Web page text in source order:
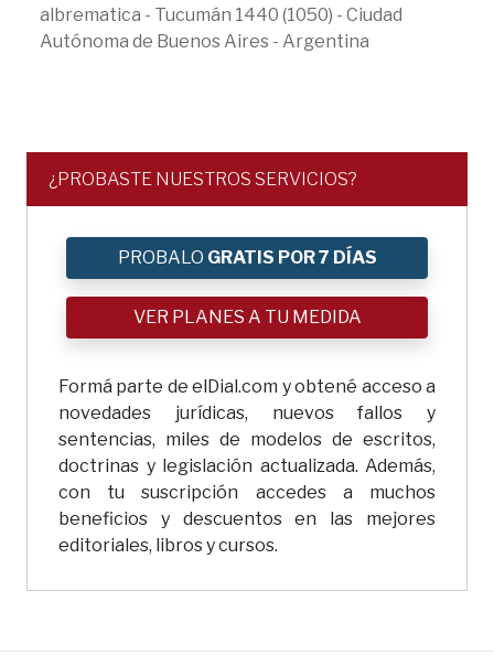
albrematica - Tucumán 1440 (1050) - Ciudad
Autónoma de Buenos Aires - Argentina
¿PROBASTE NUESTROS SERVICIOS?
PROBALO GRATIS POR 7 DÍAS
VER PLANES A TU MEDIDA
Formá parte de elDial.com y obtené acceso a
novedades jurídicas, nuevos fallos y
sentencias, miles de modelos de escritos,
doctrinas y legislación actualizada. Además,
con tu suscripción accedes a muchos
beneficios y descuentos en las mejores
editoriales, libros y cursos.